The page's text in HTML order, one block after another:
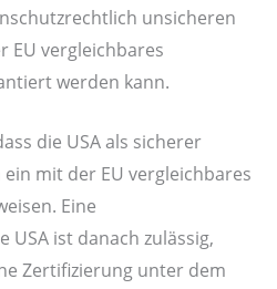
unsicheren
EU vergleichbares
werden kann.
die USA als sicherer
mit der EU vergleichbares
Eine
ist danach zulässig,
Zertifizierung unter dem